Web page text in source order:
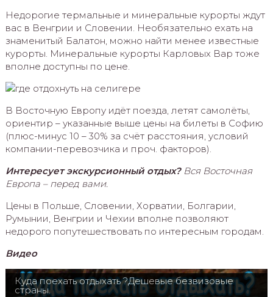
Недорогие термальные и минеральные курорты ждут
вас в Венгрии и Словении. Необязательно ехать на
знаменитый Балатон, можно найти менее известные
курорты. Минеральные курорты Карловых Вар тоже
вполне доступны по цене.
В Восточную Европу идёт поезда, летят самолёты,
ориентир – указанные выше цены на билеты в Софию
(плюс-минус 10 – 30% за счёт расстояния, условий
компании-перевозчика и проч. факторов).
Интересует экскурсионный отдых?Вся Восточная
Европа – перед вами.
Цены в Польше, Словении, Хорватии, Болгарии,
Румынии, Венгрии и Чехии вполне позволяют
недорого попутешествовать по интересным городам.
Видео
Куда поехать отдыхать ?Дешевые безвизовые
страны.